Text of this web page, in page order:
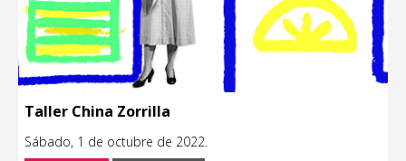
Taller China Zorrilla
Sábado, 1 de octubre de 2022.